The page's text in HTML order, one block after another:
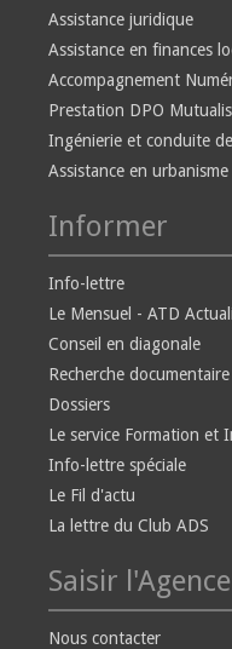
Assistance juridique
Assistance en finances
Accompagnement
Prestation DPO
Ingénierie et conduite
Assistance en urbanisme
Informer
Info-lettre
Le Mensuel - ATD
Conseil en diagonale
Recherche documentaire
Dossiers
Le service Formation et
Info-lettre spéciale
Le Fil d'actu
La lettre du Club ADS
Saisir l'Agence
Nous contacter